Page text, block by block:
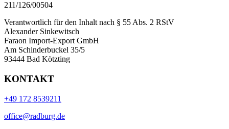
211/126/00504
Verantwortlich für den Inhalt nach § 55 Abs. 2 RStV
Alexander Sinkewitsch
Faraon Import-Export GmbH
Am Schinderbuckel 35/5
93444 Bad Kötzting
KONTAKT
+49 172 8539211
office@radburg.de